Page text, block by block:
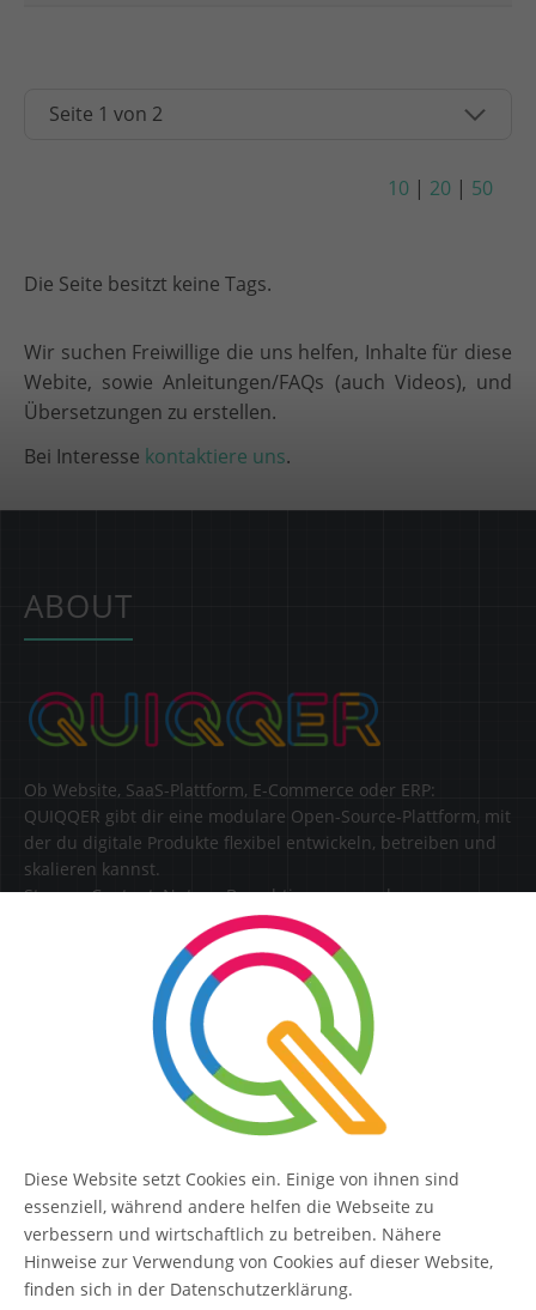
10 | 20 | 50
Die Seite besitzt keine Tags.
Wir suchen Freiwillige die uns helfen, Inhalte für diese
Webite, sowie Anleitungen/FAQs (auch Videos), und
Übersetzungen zu erstellen.
Bei Interesse kontaktiere uns.
ABOUT
Ob Website, SaaS-Plattform, E-Commerce oder ERP:
QUIQQER gibt dir eine modulare Open-Source-Plattform, mit
der du digitale Produkte flexibel entwickeln, betreiben und
skalieren kannst.
Steuere Content, Nutzer, Berechtigungen und
Erweiterungen zentral in einer Lösung.
QUIQQER
Diese Website setzt Cookies ein. Einige von ihnen sind
essenziell, während andere helfen die Webseite zu
verbessern und wirtschaftlich zu betreiben. Nähere
Hinweise zur Verwendung von Cookies auf dieser Website,
finden sich in der Datenschutzerklärung.